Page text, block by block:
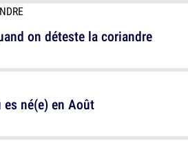
né(e) en Août
on déteste la coriandre